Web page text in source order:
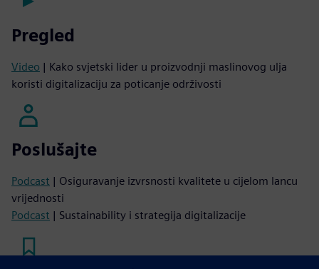
Pregled
Video | Kako svjetski lider u proizvodnji maslinovog ulja
koristi digitalizaciju za poticanje održivosti
Poslušajte
Podcast | Osiguravanje izvrsnosti kvalitete u cijelom lancu
vrijednosti
Podcast | Sustainability i strategija digitalizacije